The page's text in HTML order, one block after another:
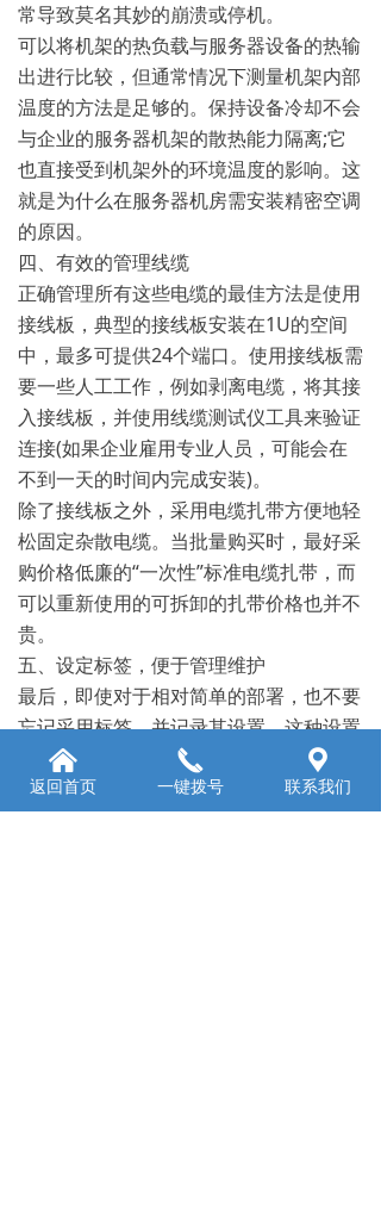
常导致莫名其妙的崩溃或停机。
可以将机架的热负载与服务器设备的热输
出进行比较，但通常情况下测量机架内部
温度的方法是足够的。保持设备冷却不会
与企业的服务器机架的散热能力隔离;它
也直接受到机架外的环境温度的影响。这
就是为什么在服务器机房需安装精密空调
的原因。
四、有效的管理线缆
正确管理所有这些电缆的最佳方法是使用
接线板，典型的接线板安装在1U的空间
中，最多可提供24个端口。使用接线板需
要一些人工工作，例如剥离电缆，将其接
入接线板，并使用线缆测试仪工具来验证
连接(如果企业雇用专业人员，可能会在
不到一天的时间内完成安装)。
除了接线板之外，采用电缆扎带方便地轻
松固定杂散电缆。当批量购买时，最好采
购价格低廉的“一次性”标准电缆扎带，而
可以重新使用的可拆卸的扎带价格也并不
贵。
五、设定标签，便于管理维护
最后，即使对于相对简单的部署，也不要
忘记采用标签，并记录其设置。这种设置
的好处是显而易见的，因为部署的清单可
能会被一个新的IT人员丢失，或供应商在
承包工作在系统的某些方面有缺失，有了
낀
返回首页
끅
一键拨号
끇
联系我们